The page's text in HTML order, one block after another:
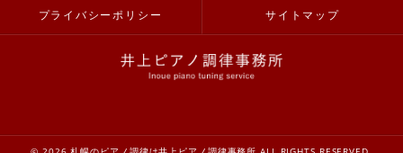
プライバシーポリシー サイトマップ